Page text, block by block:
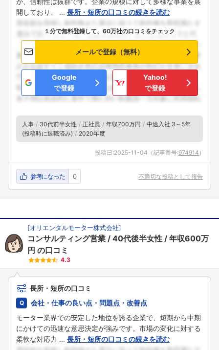
開しており、 ... 長所・短所の口コミの続きを読む
１分で無料登録して、60万社の口コミをチェック
メールで登録（無料）
Google
で登録
Yahoo!
で登録
人事 30代前半女性 正社員 年収700万円
中途入社 3～5年
(投稿時に退職済み)
2020年度
投稿日:2025-11-04 （記事番号:974914 ）
参考になった 0 不適切な投稿として報告
[オリエンタルモーター株式会社]
コンサルティング営業 40代後半女性
年収600万
円 の口コミ
4.3
長所・短所の口コミ
会社・仕事の良い点・問題点・改善点
モーター業界での安定した地位を誇る企業で、短期から中期
にかけての迅速な意思決定が強みです。市場の変化に対する
柔軟な対応力 ... 長所・短所の口コミの続きを読む